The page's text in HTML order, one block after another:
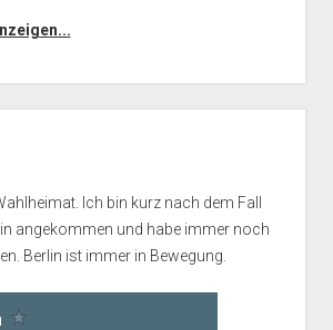
Ich bin kurz nach dem Fall
angekommen und habe immer noch
Berlin ist immer in Bewegung.